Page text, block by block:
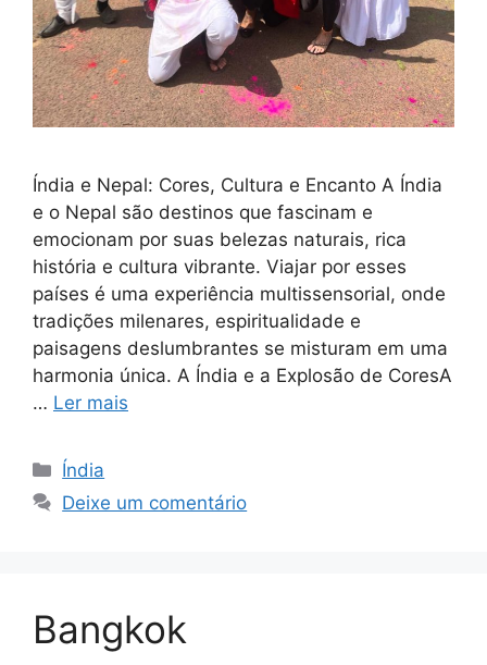
Índia e Nepal: Cores, Cultura e Encanto A Índia
e o Nepal são destinos que fascinam e
emocionam por suas belezas naturais, rica
história e cultura vibrante. Viajar por esses
países é uma experiência multissensorial, onde
tradições milenares, espiritualidade e
paisagens deslumbrantes se misturam em uma
harmonia única. A Índia e a Explosão de CoresA
… Ler mais
Índia
Deixe um comentário
Bangkok